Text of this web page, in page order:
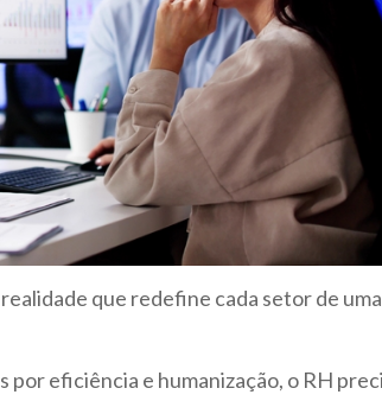
que redefine cada setor de
por eficiência e humanização, o RH